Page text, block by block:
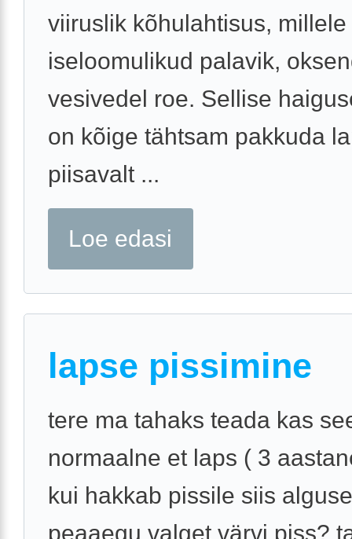
viiruslik kõhulahtisus, millele
iseloomulikud palavik,
vesivedel roe. Sellise
on kõige tähtsam pakkuda
piisavalt ...
Loe edasi
lapse pissimine
tere ma tahaks teada kas
normaalne et laps ( 3
kui hakkab pissile siis
peaaegu valget värvi piss?